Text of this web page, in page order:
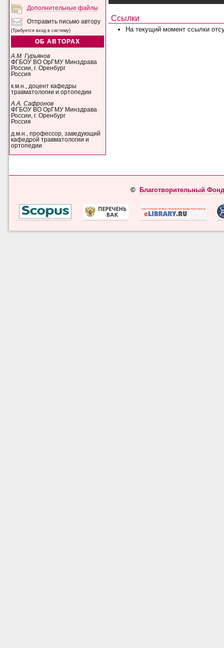
Дополнительные файлы
Отправить письмо автору
(Требуется вход в систему)
ОБ АВТОРАХ
А.М. Гурьянов
ФГБОУ ВО ОрГМУ Минздрава
России, г. Оренбург
Россия
к.м.н., доцент кафедры
травматологии и ортопедии
А.А. Сафронов
ФГБОУ ВО ОрГМУ Минздрава
России, г. Оренбург
Россия
д.м.н., профессор, заведующий
кафедрой травматологии и
ортопедии
Ссылки
На текущий момент ссылки
© Благотворительный